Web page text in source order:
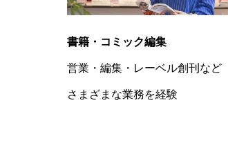
書籍・コミック編集
営業・編集・レーベル創刊など
さまざまな業務を経験